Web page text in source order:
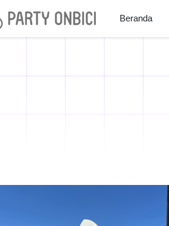
Beranda